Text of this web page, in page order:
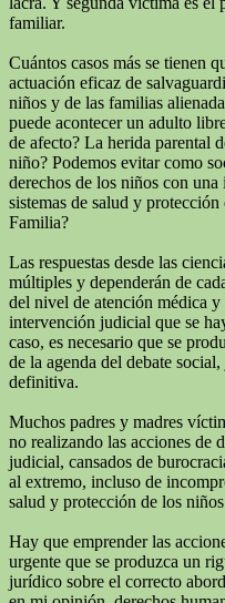
familiar.
Cuántos casos más se tienen
actuación eficaz de
niños y de las familias
puede acontecer un adulto
de afecto? La herida parental
niño? Podemos evitar como
derechos de los niños con
sistemas de salud y
Familia?
Las respuestas desde las
múltiples y dependerán de
del nivel de atención médica
intervención judicial que se
caso, es necesario que se
de la agenda del debate
definitiva.
Muchos padres y madres
no realizando las acciones de
judicial, cansados de
al extremo, incluso de
salud y protección de los
Hay que emprender las
urgente que se produzca un
jurídico sobre el correcto